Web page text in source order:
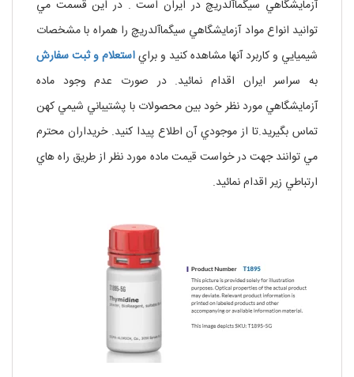
آزمايشگاهي سيگماآلدريچ در ايران است . در اين قسمت مي
توانيد انواع مواد آزمايشگاهي سيگماآلدريچ را همراه با مشخصات
شيميايي و کاربرد آنها مشاهده کنيد و براياستعلام و ثبت سفارش
به سراسر ايران اقدام نمائيد. در صورت عدم وجود ماده
آزمايشگاهي مورد نظر خود بين محصولات با پشتيباني شيمي کهن
تماس بگيريد.تا از موجودي آن اطلاع پيدا کنيد. خريداران محترم
مي توانند جهت در خواست قيمت ماده مورد نظر از طريق راه هاي
ارتباطي زير اقدام نمائيد.